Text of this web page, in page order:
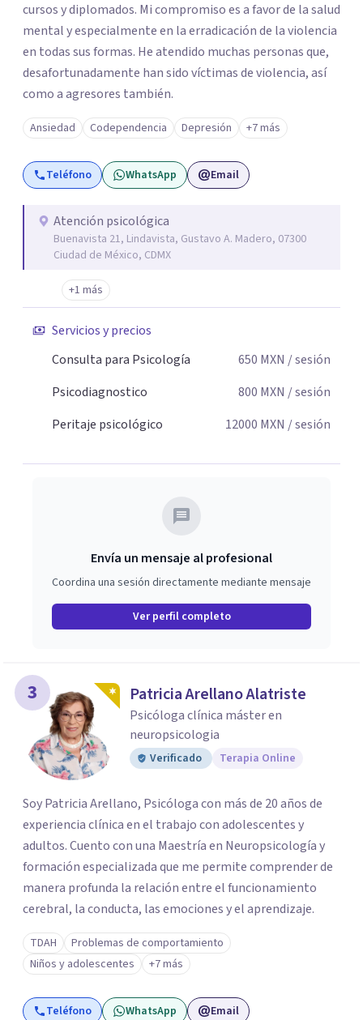
cursos y diplomados. Mi compromiso es a favor de la salud
mental y especialmente en la erradicación de la violencia
en todas sus formas. He atendido muchas personas que,
desafortunadamente han sido víctimas de violencia, así
como a agresores también.
Ansiedad Codependencia Depresión +7 más
Teléfono WhatsApp Email
Atención psicológica
Buenavista 21, Lindavista, Gustavo A. Madero, 07300
Ciudad de México, CDMX
+1 más
Servicios y precios
Consulta para Psicología
650 MXN / sesión
Psicodiagnostico
800 MXN / sesión
Peritaje psicológico
12000 MXN / sesión
Envía un mensaje al profesional
Coordina una sesión directamente mediante mensaje
Ver perfil completo
3 Patricia Arellano Alatriste
Psicóloga clínica máster en
neuropsicologia
Verificado Terapia Online
Soy Patricia Arellano, Psicóloga con más de 20 años de
experiencia clínica en el trabajo con adolescentes y
adultos. Cuento con una Maestría en Neuropsicología y
formación especializada que me permite comprender de
manera profunda la relación entre el funcionamiento
cerebral, la conducta, las emociones y el aprendizaje.
TDAH
Problemas de comportamiento
Niños y adolescentes
+7 más
Teléfono WhatsApp Email